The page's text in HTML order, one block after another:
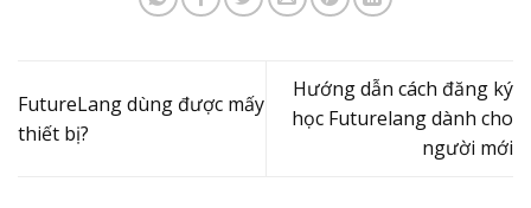
FutureLang dùng được mấy
thiết bị?
Hướng dẫn cách đăng ký
học Futurelang dành cho
người mới